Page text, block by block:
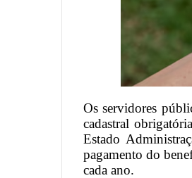
Os servidores
cadastral
Estado
pagamento do
cada ano.